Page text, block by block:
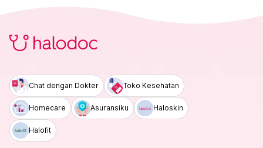
Chat dengan Dokter Toko Kesehatan
Homecare Asuransiku Haloskin
Halofit